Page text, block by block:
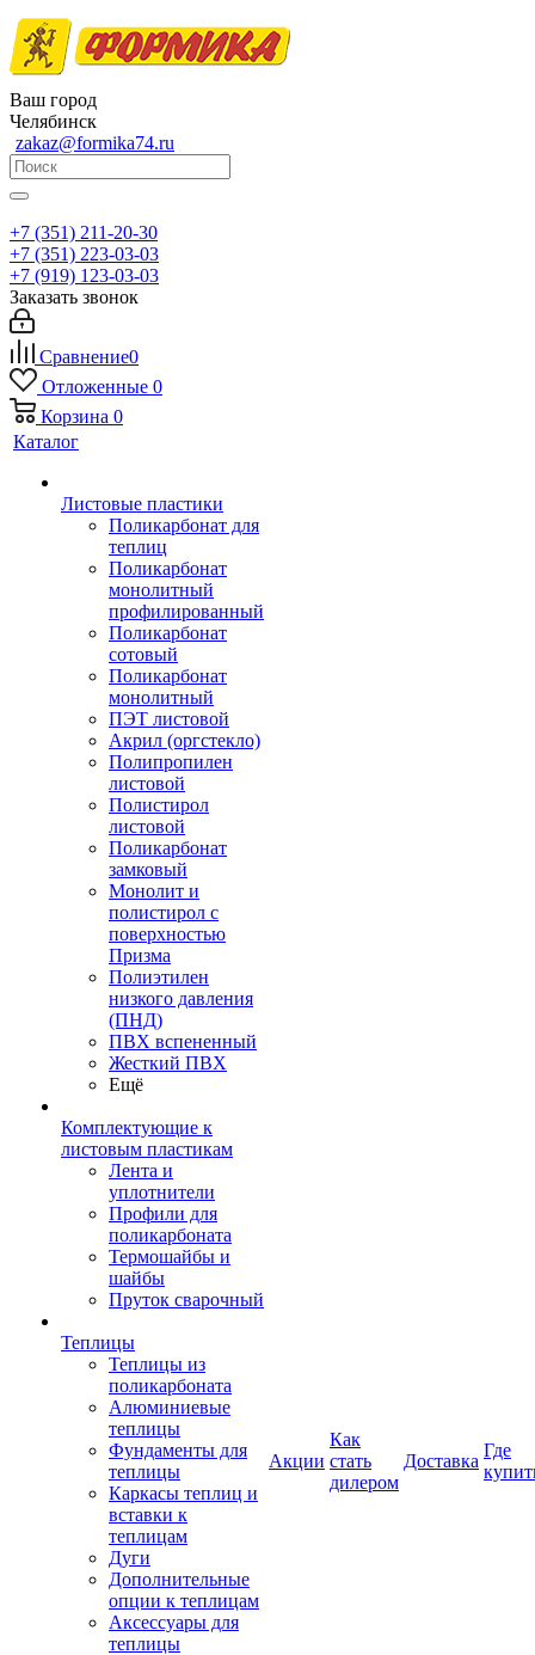
Ваш город
Челябинск
zakaz@formika74.ru
+7 (351) 211-20-30
+7 (351) 223-03-03
+7 (919) 123-03-03
Заказать звонок
Сравнение0
Отложенные 0
Корзина 0
Каталог
Листовые пластики
Поликарбонат для
теплиц
Поликарбонат
монолитный
профилированный
Поликарбонат
сотовый
Поликарбонат
монолитный
ПЭТ листовой
Акрил (оргстекло)
Полипропилен
листовой
Полистирол
листовой
Поликарбонат
замковый
Монолит и
полистирол с
поверхностью
Призма
Полиэтилен
низкого давления
(ПНД)
ПВХ вспененный
Жесткий ПВХ
Ещё
Комплектующие к
листовым пластикам
Лента и
уплотнители
Профили для
поликарбоната
Термошайбы и
шайбы
Пруток сварочный
Теплицы
Теплицы из
поликарбоната
Алюминиевые
теплицы
Фундаменты для
теплицы
Каркасы теплиц и
вставки к
теплицам
Дуги
Дополнительные
опции к теплицам
Аксессуары для
теплицы
Акции
Как
стать
дилером
Доставка
Где